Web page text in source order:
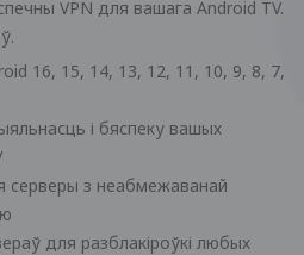
VPN для вашага Android TV.
16, 15, 14, 13, 12, 11, 10, 9, 8, 7,
і бяспеку вашых
серверы з неабмежаванай
для разблакіроўкі любых